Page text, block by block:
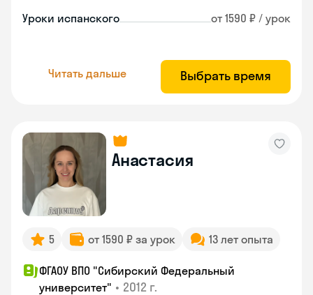
Уроки испанского от 1590 ₽ / урок
Читать дальше Выбрать время
Анастасия
5 от 1590 ₽ за урок 13 лет опыта
ФГАОУ ВПО "Сибирский Федеральный
университет" • 2012 г.